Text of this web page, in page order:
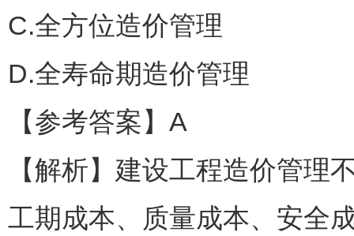
C.全方位造价管理
D.全寿命期造价管理
【参考答案】A
【解析】建设工程造价管理
工期成本、质量成本、安全